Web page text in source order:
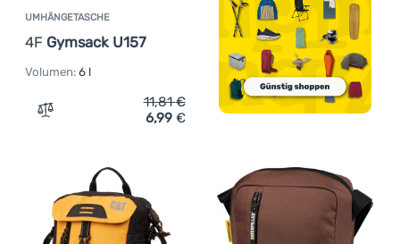
UMHÄNGETASCHE
4F Gymsack U157
Volumen: 6 l
Zum Vergleich 'Umhängetasche 4F Gymsack U157'
11,81€
6,99 €